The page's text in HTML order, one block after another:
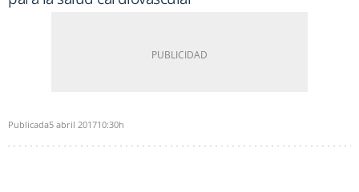
Publicada5 abril 201710:30h